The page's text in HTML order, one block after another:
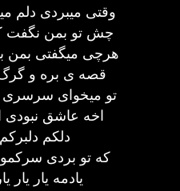
وقتی میبردی دلم
چش تو بمن نگفت
هرچی میگفتی بمن
قصه ی بره و گرگ
تو میخوای
اخه عاشق نبودی
دلکم
که تو بردی
یادمه یار یار